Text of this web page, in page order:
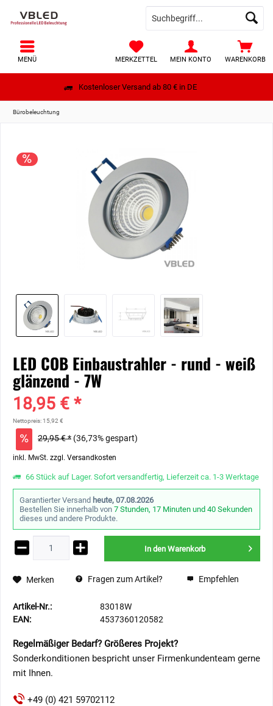
Kostenloser Versand ab 80 € in DE
WARENKORB
MERKZETTEL MEIN KONTO
MENÜ
Bürobeleuchtung
LED COB Einbaustrahler - rund - weiß
glänzend - 7W
18,95 € *
Nettopreis: 15,92 €
29,95 € * (36,73% gespart)
inkl. MwSt. zzgl. Versandkosten
66 Stück auf Lager. Sofort versandfertig, Lieferzeit ca. 1-3 Werktage
Garantierter Versand heute, 07.08.2026
Bestellen Sie innerhalb von 7 Stunden, 17 Minuten und 39 Sekunden
dieses und andere Produkte.
In den Warenkorb
Merken Fragen zum Artikel? Empfehlen
Artikel-Nr.:
83018W
EAN:
4537360120582
Regelmäßiger Bedarf? Größeres Projekt?
Sonderkonditionen bespricht unser Firmenkundenteam gerne
mit Ihnen.
+49 (0) 421 59702112